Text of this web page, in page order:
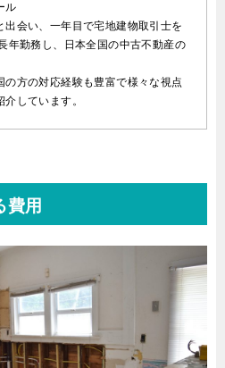
ル
出会い、一年目で宅地建物取引士を
年勤務し、日本全国の中古不動産の
方の対応経験も豊富で様々な視点
しています。
費用